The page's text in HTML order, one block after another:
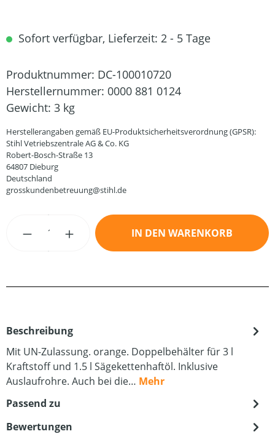
Sofort verfügbar, Lieferzeit: 2 - 5 Tage
Produktnummer: DC-100010720
Herstellernummer: 0000 881 0124
Gewicht: 3 kg
Herstellerangaben gemäß EU-Produktsicherheitsverordnung (GPSR):
Stihl Vetriebszentrale AG & Co. KG
Robert-Bosch-Straße 13
64807 Dieburg
Deutschland
grosskundenbetreuung@stihl.de
Produkt Anzahl: Gib den gewünschten
IN DEN WARENKORB
Beschreibung
Mit UN-Zulassung. orange. Doppelbehälter für 3 l
Kraftstoff und 1.5 l Sägekettenhaftöl. Inklusive
Auslaufrohre. Auch bei die… Mehr
Passend zu
Bewertungen